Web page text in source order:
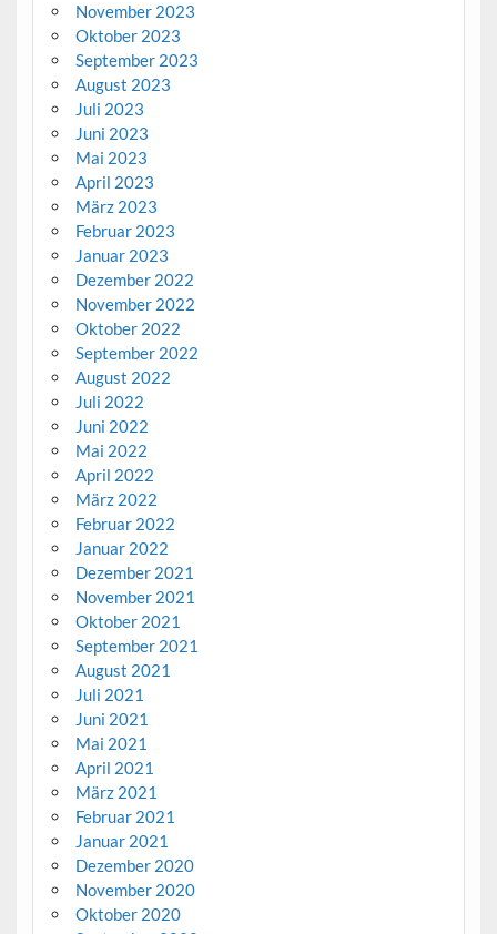
November 2023
Oktober 2023
September 2023
August 2023
Juli 2023
Juni 2023
Mai 2023
April 2023
März 2023
Februar 2023
Januar 2023
Dezember 2022
November 2022
Oktober 2022
September 2022
August 2022
Juli 2022
Juni 2022
Mai 2022
April 2022
März 2022
Februar 2022
Januar 2022
Dezember 2021
November 2021
Oktober 2021
September 2021
August 2021
Juli 2021
Juni 2021
Mai 2021
April 2021
März 2021
Februar 2021
Januar 2021
Dezember 2020
November 2020
Oktober 2020